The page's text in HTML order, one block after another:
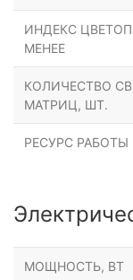
ИНДЕКС
МЕНЕЕ
КОЛИЧЕСТВО
МАТРИЦ, ШТ.
РЕСУРС РАБОТЫ
МОЩНОСТЬ, ВТ